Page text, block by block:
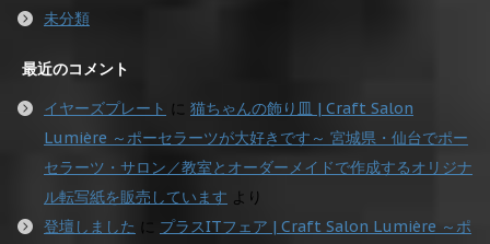
未分類
最近のコメント
イヤーズプレート に 猫ちゃんの飾り皿 | Craft Salon
Lumière ～ポーセラーツが大好きです～ 宮城県・仙台でポー
セラーツ・サロン／教室とオーダーメイドで作成するオリジナ
ル転写紙を販売しています より
登壇しました に プラスITフェア | Craft Salon Lumière ～ポ